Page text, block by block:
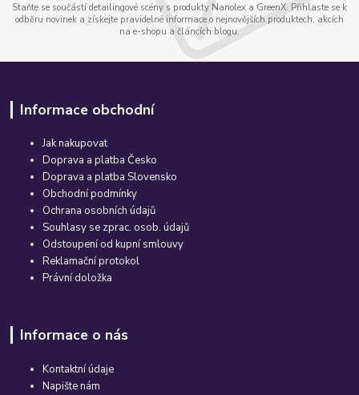
Staňte se součástí detailingové scény s produkty Nanolex a GreenX. Přihlaste se k
odběru novinek a získejte pravidelné informace o nejnovějších produktech, akcích
na e-shopu a článcích blogu.
Informace obchodní
Jak nakupovat
Doprava a platba Česko
Doprava a platba Slovensko
Obchodní podmínky
Ochrana osobních údajů
Souhlasy se zprac. osob. údajů
Odstoupení od kupní smlouvy
Reklamační protokol
Právní doložka
Informace o nás
Kontaktní údaje
Napište nám